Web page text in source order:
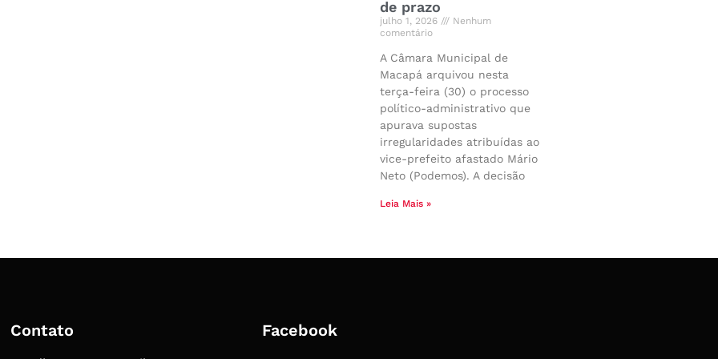
de prazo
julho 1, 2026
Nenhum
comentário
A Câmara Municipal de
Macapá arquivou nesta
terça-feira (30) o processo
político-administrativo que
apurava supostas
irregularidades atribuídas ao
vice-prefeito afastado Mário
Neto (Podemos). A decisão
Leia Mais »
Contato Facebook